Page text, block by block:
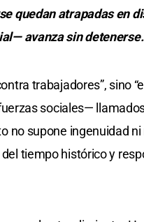
quedan atrapadas en
avanza sin detenerse.
trabajadores”, sino
sociales—
no supone ingenuidad ni
tiempo histórico y